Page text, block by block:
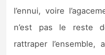
l’ennui, voire
n’est pas le reste
rattraper